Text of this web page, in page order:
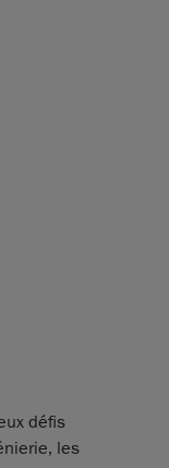
défis
les